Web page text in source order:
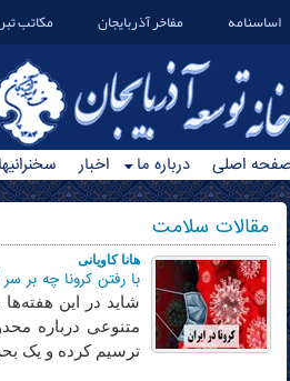
اساسنامه مفاخر آذربایجان مکاتب
اصلی درباره ما اخبار
مقالات سلامت
هانا کاویانی
با رفتن کرونا چه بر
شاید در این
متنوعی درباره
ترسیم کرده و یک